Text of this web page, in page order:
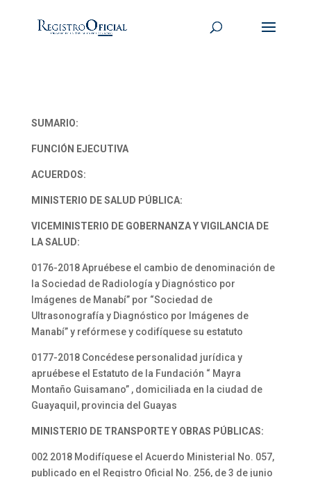
SUMARIO:
FUNCIÓN EJECUTIVA
ACUERDOS:
MINISTERIO DE SALUD PÚBLICA:
VICEMINISTERIO DE GOBERNANZA Y VIGILANCIA DE
LA SALUD:
0176-2018 Apruébese el cambio de denominación de
la Sociedad de Radiología y Diagnóstico por
Imágenes de Manabí” por “Sociedad de
Ultrasonografía y Diagnóstico por Imágenes de
Manabí” y refórmese y codifíquese su estatuto
0177-2018 Concédese personalidad jurídica y
apruébese el Estatuto de la Fundación “ Mayra
Montaño Guisamano” , domiciliada en la ciudad de
Guayaquil, provincia del Guayas
MINISTERIO DE TRANSPORTE Y OBRAS PÚBLICAS:
002 2018 Modifíquese el Acuerdo Ministerial No. 057,
publicado en el Registro Oficial No. 256, de 3 de junio